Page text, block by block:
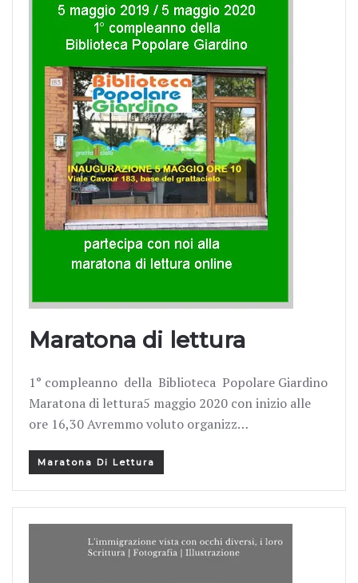
Maratona di lettura
1° compleanno della Biblioteca Popolare Giardino
Maratona di lettura5 maggio 2020 con inizio alle
ore 16,30 Avremmo voluto organizz…
Maratona Di Lettura